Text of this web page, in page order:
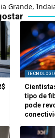
Grande,
tipo de
pode